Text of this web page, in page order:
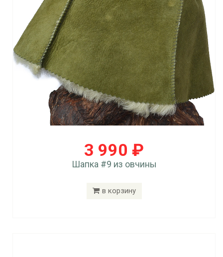
3 990 ₽
Шапка #9 из овчины
в корзину